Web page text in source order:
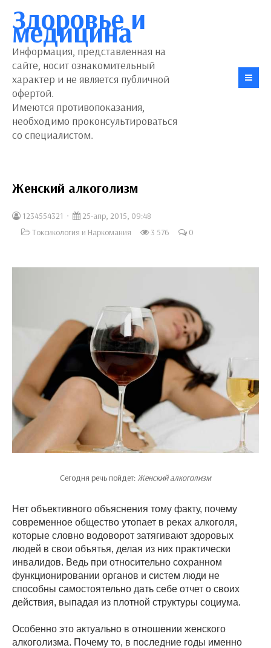
Здоровье и
медицина
Информация, представленная на
сайте, носит ознакомительный
характер и не является публичной
офертой.
Имеются противопоказания,
необходимо проконсультироваться
со специалистом.
Женский алкоголизм
1234554321
25-апр, 2015, 09:48
Токсикология и Наркомания
3 576 0
Сегодня речь пойдет: Женский алкоголизм
Нет объективного объяснения тому факту, почему
современное общество утопает в реках алкоголя,
которые словно водоворот затягивают здоровых
людей в свои объятья, делая из них практически
инвалидов. Ведь при относительно сохранном
функционировании органов и систем люди не
способны самостоятельно дать себе отчет о своих
действия, выпадая из плотной структуры социума.
Особенно это актуально в отношении женского
алкоголизма. Почему то, в последние годы именно